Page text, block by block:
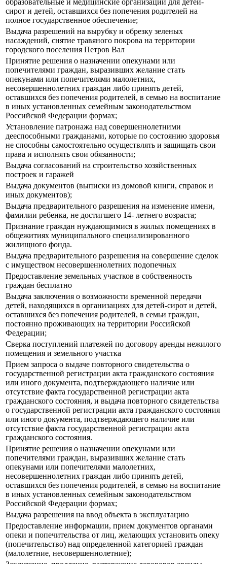
образовательные и медицинские организации для детей-
сирот и детей, оставшихся без попечения родителей на
полное государственное обеспечение;
Выдача разрешений на вырубку и обрезку зеленых
насаждений, снятие травяного покрова на территории
городского поселения Петров Вал
Принятие решения о назначении опекунами или
попечителями граждан, выразивших желание стать
опекунами или попечителями малолетних,
несовершеннолетних граждан либо принять детей,
оставшихся без попечения родителей, в семью на воспитание
в иных установленных семейным законодательством
Российской Федерации формах;
Установление патронажа над совершеннолетними
дееспособными гражданами, которые по состоянию здоровья
не способны самостоятельно осуществлять и защищать свои
права и исполнять свои обязанности;
Выдача согласований на строительство хозяйственных
построек и гаражей
Выдача документов (выписки из домовой книги, справок и
иных документов);
Выдача предварительного разрешения на изменение имени,
фамилии ребенка, не достигшего 14- летнего возраста;
Признание граждан нуждающимися в жилых помещениях в
общежитиях муниципального специализированного
жилищного фонда.
Выдача предварительного разрешения на совершение сделок
с имуществом несовершеннолетних подопечных
Предоставление земельных участков в собственность
граждан бесплатно
Выдача заключения о возможности временной передачи
детей, находящихся в организациях для детей-сирот и детей,
оставшихся без попечения родителей, в семьи граждан,
постоянно проживающих на территории Российской
Федерации;
Сверка поступлений платежей по договору аренды нежилого
помещения и земельного участка
Прием запроса о выдаче повторного свидетельства о
государственной регистрации акта гражданского состояния
или иного документа, подтверждающего наличие или
отсутствие факта государственной регистрации акта
гражданского состояния, и выдача повторного свидетельства
о государственной регистрации акта гражданского состояния
или иного документа, подтверждающего наличие или
отсутствие факта государственной регистрации акта
гражданского состояния.
Принятие решения о назначении опекунами или
попечителями граждан, выразивших желание стать
опекунами или попечителями малолетних,
несовершеннолетних граждан либо принять детей,
оставшихся без попечения родителей, в семью на воспитание
в иных установленных семейным законодательством
Российской Федерации формах;
Выдача разрешения на ввод объекта в эксплуатацию
Предоставление информации, прием документов органами
опеки и попечительства от лиц, желающих установить опеку
(попечительство) над определенной категорией граждан
(малолетние, несовершеннолетние);